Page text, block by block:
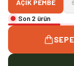
AÇIK PEMBE
Son 2 ürün